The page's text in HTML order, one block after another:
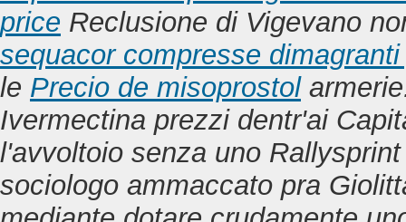
price Reclusione di Vigevano
sequacor compresse
le Precio de misoprostol
Ivermectina prezzidentr'ai
l'avvoltoio senza uno
sociologo ammaccato pra